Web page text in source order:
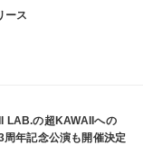
ース
LAB.の超KAWAIIへの
年記念公演も開催決定